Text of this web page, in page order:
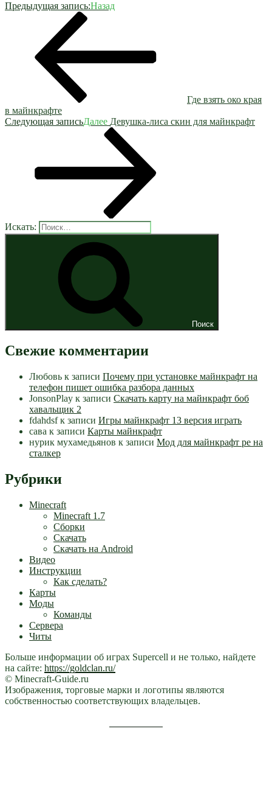
Предыдущая запись:Назад
Где взять око края
в майнкрафте
Следующая записьДалее Девушка-лиса скин для майнкрафт
Искать:
Поиск
Свежие комментарии
Любовь к записи Почему при установке майнкрафт на
телефон пишет ошибка разбора данных
JonsonPlay к записи Скачать карту на майнкрафт боб
хавальщик 2
fdahdsfк записи Игры майнкрафт 13 версия играть
сава к записи Карты майнкрафт
нурик мухамедьянов к записи Мод для майнкрафт pe на
сталкер
Рубрики
Minecraft
Minecraft 1.7
Сборки
Скачать
Скачать на Android
Видео
Инструкции
Как сделать?
Карты
Моды
Команды
Сервера
Читы
Больше информации об играх Supercell и не только, найдете
на сайте: https://goldclan.ru/
© Minecraft-Guide.ru
Изображения, торговые марки и логотипы являются
собственностью соответствующих владельцев.